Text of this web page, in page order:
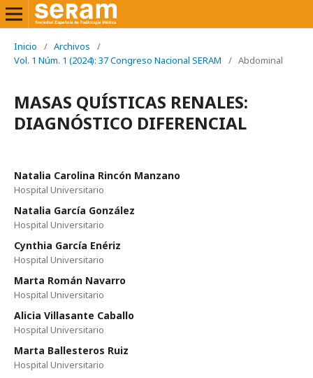
Inicio / Archivos
/
Vol. 1 Núm. 1 (2024): 37 Congreso Nacional SERAM
/ Abdominal
MASAS QUÍSTICAS RENALES:
DIAGNÓSTICO DIFERENCIAL
Natalia Carolina Rincón Manzano
Hospital Universitario
Natalia García González
Hospital Universitario
Cynthia García Enériz
Hospital Universitario
Marta Román Navarro
Hospital Universitario
Alicia Villasante Caballo
Hospital Universitario
Marta Ballesteros Ruiz
Hospital Universitario